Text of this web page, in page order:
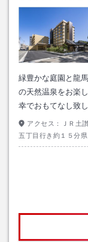
緑豊かな庭園と龍
の天然温泉をお楽
幸でおもてなし致し
アクセス：
ＪＲ土
五丁目行き約１５分